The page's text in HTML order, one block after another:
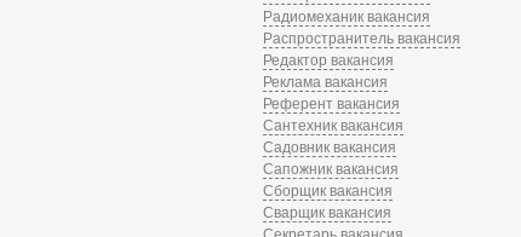
Радиомеханик вакансия
Распространитель вакансия
Редактор вакансия
Реклама вакансия
Референт вакансия
Сантехник вакансия
Садовник вакансия
Сапожник вакансия
Сборщик вакансия
Сварщик вакансия
Секретарь вакансия